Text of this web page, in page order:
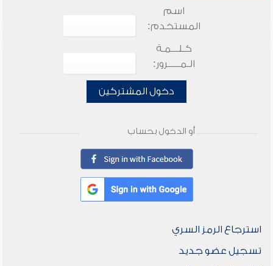
اسم
المستخدم:
كـلـــمـة
الـمـــــرور:
دخول المشتركين
أو الدخول بحساب
استرجاع الرمز السري
تسجيل عضو جديد